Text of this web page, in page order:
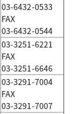
03-6432-0533
FAX
03-6432-0544
03-3251-6221
FAX
03-3251-6646
03-3291-7004
FAX
03-3291-7007